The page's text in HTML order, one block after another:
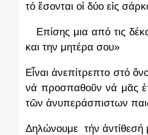
τό ἔσονται οἱ δύο εἰς
Επίσης μια από τις
και την μητέρα σου»
Εἶναι ἀνεπίτρεπτο στό
νά προσπαθοῦν νά μᾶς
τῶν ἀνυπεράσπιστων
Δηλώνουμε τήν ἀντίθεσή